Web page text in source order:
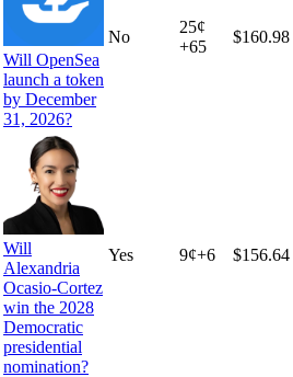
Will OpenSea
launch a token
by December
31, 2026?
No
25¢
+65
$160.98
Will
Alexandria
Ocasio-Cortez
win the 2028
Democratic
presidential
nomination?
Yes 9¢+6 $156.64